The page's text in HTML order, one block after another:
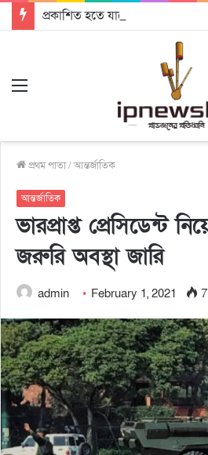
প্রকাশিত হতে যাচ্ছে দি রাবুগার
প্রথম পাতা/আন্তর্জাতিক
আন্তর্জাতিক
ভারপ্রাপ্ত প্রেসিডেন্ট
জরুরি অবস্থা জারি
admin February 1, 2021